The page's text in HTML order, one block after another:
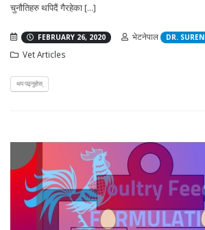
चुनौतिहरु थपिदैं गैरहेका [...]
FEBRUARY 26, 2020 भेटनेपाल DR.
Vet Articles
थप पढ्नुहोस्